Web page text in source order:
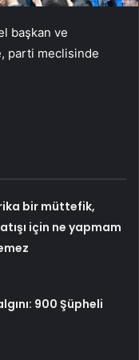
başkan ve
parti meclisinde
bir müttefik,
için ne yapmam
900 Şüpheli